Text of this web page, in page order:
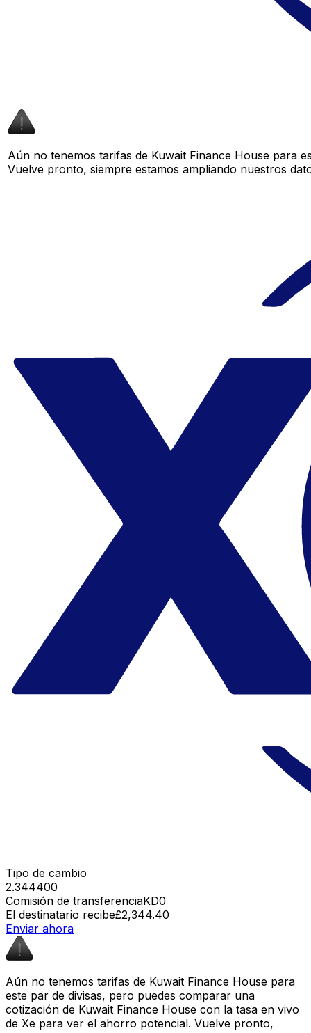
Aún no tenemos tarifas de Kuwait Finance House para
Vuelve pronto, siempre estamos ampliando nuestros
Tipo de cambio
2.344400
Comisión de transferenciaKD0
El destinatario recibe£2,344.40
Enviar ahora
Aún no tenemos tarifas de Kuwait Finance House para
este par de divisas, pero puedes comparar una
cotización de Kuwait Finance House con la tasa en vivo
de Xe para ver el ahorro potencial. Vuelve pronto,